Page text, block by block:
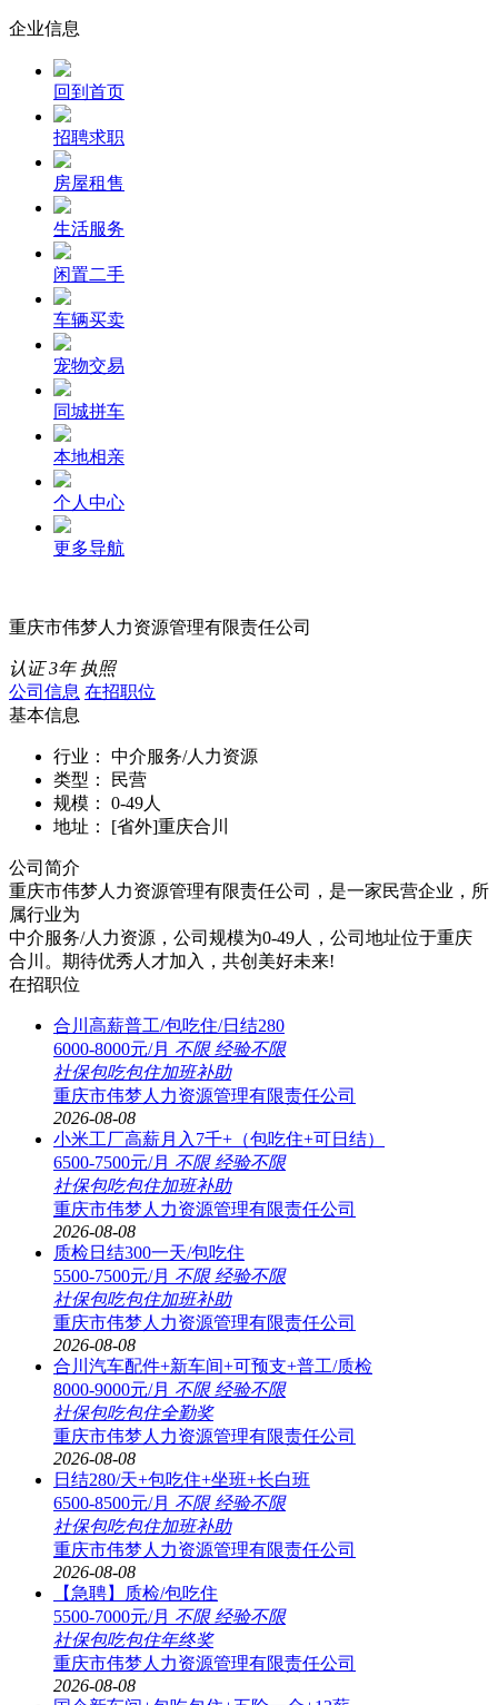
企业信息
回到首页
招聘求职
房屋租售
生活服务
闲置二手
车辆买卖
宠物交易
同城拼车
本地相亲
个人中心
更多导航
重庆市伟梦人力资源管理有限责任公司
认证 3年 执照
公司信息 在招职位
基本信息
行业：
中介服务/人力资源
类型：
民营
规模：
0-49人
地址：
[省外]重庆合川
公司简介
重庆市伟梦人力资源管理有限责任公司，是一家民营企业，所
属行业为
中介服务/人力资源，公司规模为0-49人，公司地址位于重庆
合川。期待优秀人才加入，共创美好未来!
在招职位
合川高薪普工/包吃住/日结280
6000-8000元/月 不限 经验不限
社保包吃包住加班补助
重庆市伟梦人力资源管理有限责任公司
2026-08-08
小米工厂高薪月入7千+（包吃住+可日结）
6500-7500元/月 不限 经验不限
社保包吃包住加班补助
重庆市伟梦人力资源管理有限责任公司
2026-08-08
质检日结300一天/包吃住
5500-7500元/月 不限 经验不限
社保包吃包住加班补助
重庆市伟梦人力资源管理有限责任公司
2026-08-08
合川汽车配件+新车间+可预支+普工/质检
8000-9000元/月 不限 经验不限
社保包吃包住全勤奖
重庆市伟梦人力资源管理有限责任公司
2026-08-08
日结280/天+包吃住+坐班+长白班
6500-8500元/月 不限 经验不限
社保包吃包住加班补助
重庆市伟梦人力资源管理有限责任公司
2026-08-08
【急聘】质检/包吃住
5500-7000元/月 不限 经验不限
社保包吃包住年终奖
重庆市伟梦人力资源管理有限责任公司
2026-08-08